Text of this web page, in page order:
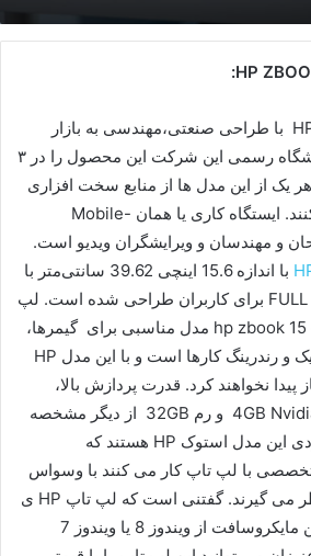
لپ تاپ HP ZBook 15 G5 با طراحی صنعتی،مهندسی به بازار
عرضه شده است و فروشگاه رسمی این شرکت این محصول را در ۳
از این مدل ها از منابع سخت افزاری
خاص خود استفاده می کنند. ایستگاه کاری یا همان Mobile-
با اندازه‌ 15.6 اینچی 39.62 سانتی‌متر با
قابلیت FULL HD 1920*1080 برای کاربران طراحی شده است. لپ
تاپ HP استوک مدل hp zbook 15 g5 مدل مناسبی برای گیمرها،
مهندسین، طراحان گرافیک و رندرینگ کارها است و با این مدل HP
نخواهند کرد. قدرت پردازش بالا،
کارت گرافیکی 4GB Nvidia P1000 و رم 32GB از دیگر مشخصه
های متمایزکننده و کاربردی این مدل استوک HP هستند که
با لپ تاپ کار می کنند با وسواس
و دقت زیادی آن را در نظر می گیرند. گفتنی است که لپ تاپ HP ی
این مدل با توجه به قوانین مایکروسافت از ویندوز 8 یا ویندوز 7